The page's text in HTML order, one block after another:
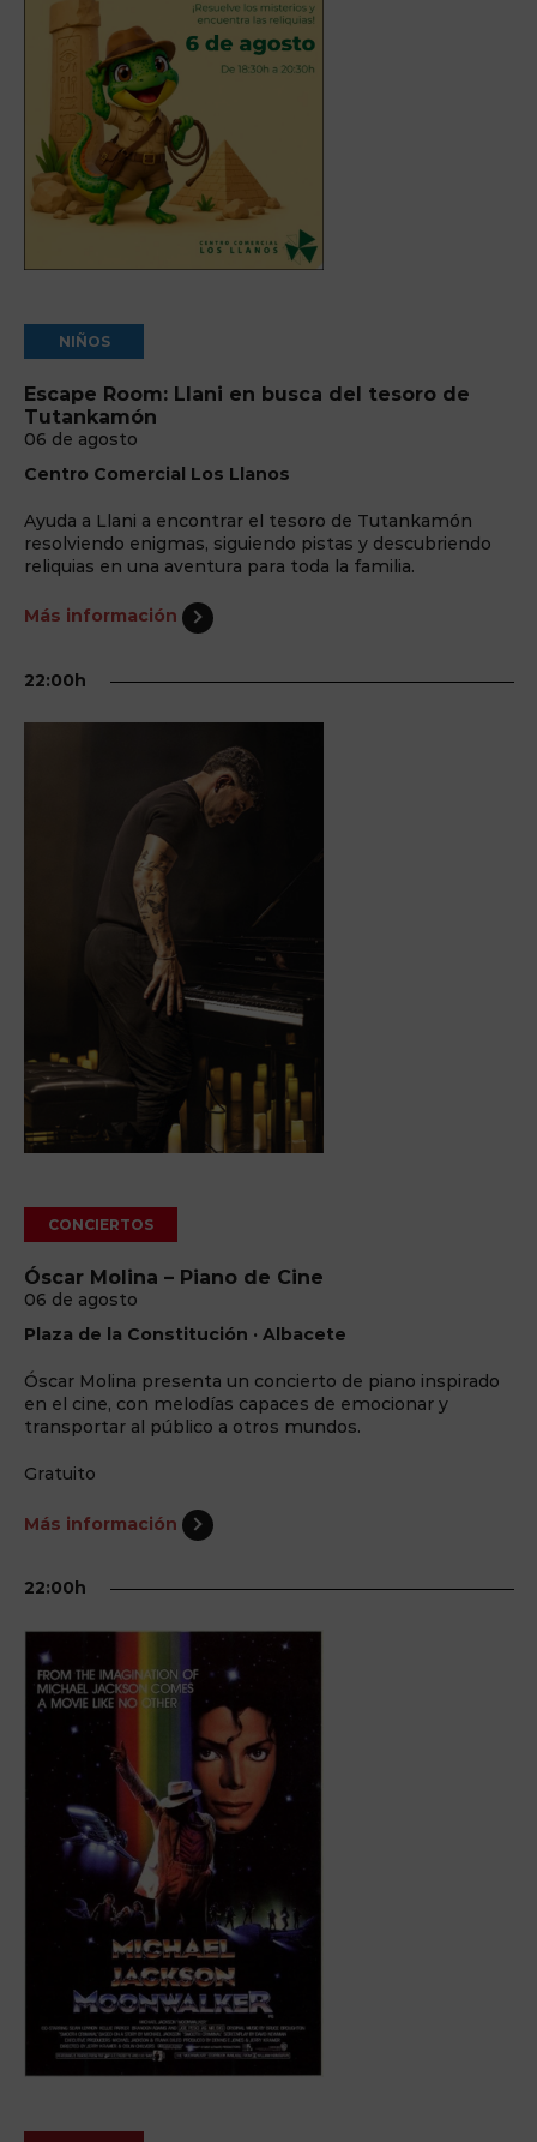
NIÑOS
Escape Room: Llani en busca del tesoro de
Tutankamón
06 de agosto
Centro Comercial Los Llanos
Ayuda a Llani a encontrar el tesoro de Tutankamón
resolviendo enigmas, siguiendo pistas y descubriendo
reliquias en una aventura para toda la familia.
Más información
22:00h
CONCIERTOS
Óscar Molina – Piano de Cine
06 de agosto
Plaza de la Constitución · Albacete
Óscar Molina presenta un concierto de piano inspirado
en el cine, con melodías capaces de emocionar y
transportar al público a otros mundos.
Gratuito
Más información
22:00h